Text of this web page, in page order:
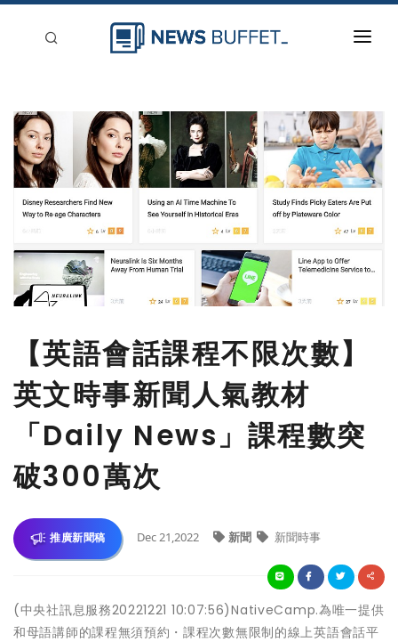
新聞稿分類
登入
刊登
【英語會話課程不限次數】
英文時事新聞人氣教材
「Daily News」課程數突
破300萬次
推廣新聞稿 Dec 21,2022 新聞 新聞時事
(中央社訊息服務20221221 10:07:56)NativeCamp.為唯一提供
和母語講師的課程無須預約・課程次數無限制的線上英語會話平